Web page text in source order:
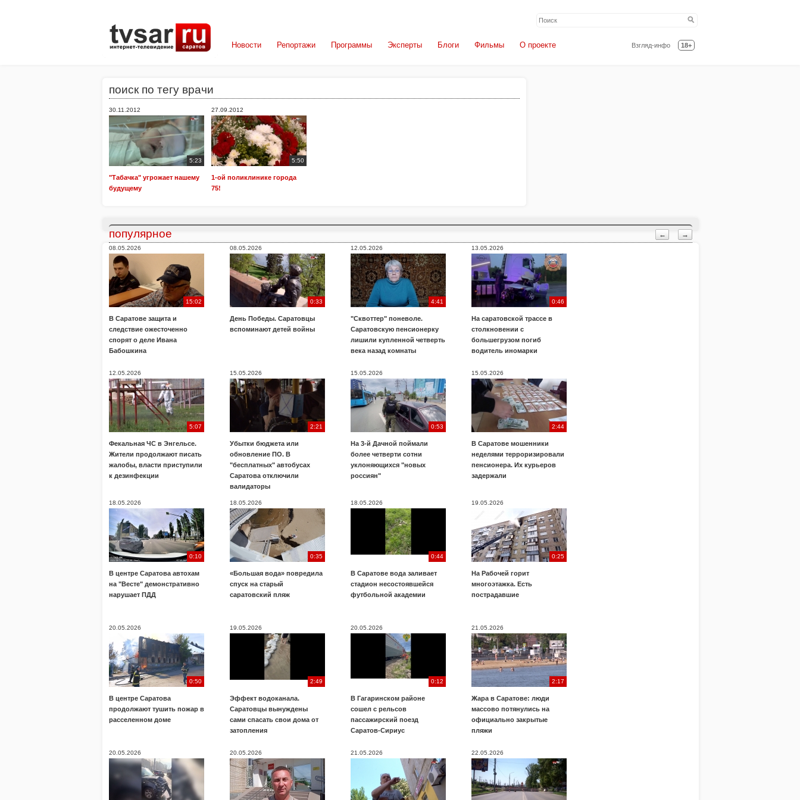
Взгляд-инфо 18+
Новости Репортажи Программы Эксперты Блоги Фильмы О проекте
поиск по тегу врачи
30.11.2012
5:23
"Табачка" угрожает нашему
будущему
27.09.2012
5:50
1-ой поликлинике города
75!
← →
популярное
08.05.2026
15:02
В Саратове защита и
следствие ожесточенно
спорят о деле Ивана
Бабошкина
08.05.2026
0:33
День Победы. Саратовцы
вспоминают детей войны
12.05.2026
4:41
"Сквоттер" поневоле.
Саратовскую пенсионерку
лишили купленной четверть
века назад комнаты
13.05.2026
0:46
На саратовской трассе в
столкновении с
большегрузом погиб
водитель иномарки
12.05.2026
5:07
Фекальная ЧС в Энгельсе.
Жители продолжают писать
жалобы, власти приступили
к дезинфекции
15.05.2026
2:21
Убытки бюджета или
обновление ПО. В
"бесплатных" автобусах
Саратова отключили
валидаторы
15.05.2026
0:53
На 3-й Дачной поймали
более четверти сотни
уклоняющихся "новых
россиян"
15.05.2026
2:44
В Саратове мошенники
неделями терроризировали
пенсионера. Их курьеров
задержали
18.05.2026
0:10
В центре Саратова автохам
на "Весте" демонстративно
нарушает ПДД
18.05.2026
0:35
«Большая вода» повредила
спуск на старый
саратовский пляж
18.05.2026
0:44
В Саратове вода заливает
стадион несостоявшейся
футбольной академии
19.05.2026
0:25
На Рабочей горит
многоэтажка. Есть
пострадавшие
20.05.2026
0:50
В центре Саратова
продолжают тушить пожар в
расселенном доме
19.05.2026
2:49
Эффект водоканала.
Саратовцы вынуждены
сами спасать свои дома от
затопления
20.05.2026
0:12
В Гагаринском районе
сошел с рельсов
пассажирский поезд
Саратов-Сириус
21.05.2026
2:17
Жара в Саратове: люди
массово потянулись на
официально закрытые
пляжи
20.05.2026 20.05.2026 21.05.2026 22.05.2026